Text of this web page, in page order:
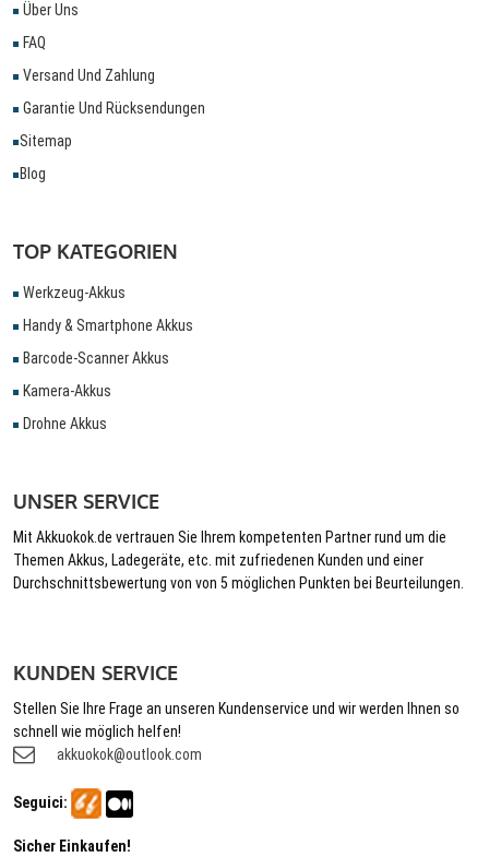
Über Uns
FAQ
Versand Und Zahlung
Garantie Und Rücksendungen
Sitemap
Blog
TOP KATEGORIEN
Werkzeug-Akkus
Handy & Smartphone Akkus
Barcode-Scanner Akkus
Kamera-Akkus
Drohne Akkus
UNSER SERVICE
Mit Akkuokok.de vertrauen Sie Ihrem kompetenten Partner rund um die
Themen Akkus, Ladegeräte, etc. mit zufriedenen Kunden und einer
Durchschnittsbewertung von von 5 möglichen Punkten bei Beurteilungen.
KUNDEN SERVICE
Stellen Sie Ihre Frage an unseren Kundenservice und wir werden Ihnen so
schnell wie möglich helfen!
akkuokok@outlook.com
Seguici:
Sicher Einkaufen!